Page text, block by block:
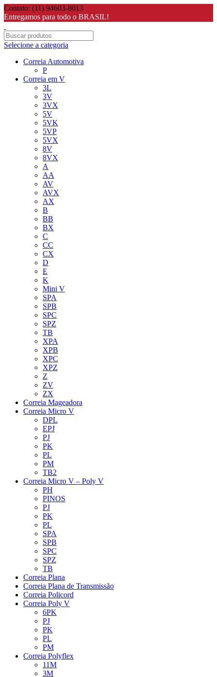
Contato: (11) 94603-8013
Entregamos para todo o BRASIL!
Selecione a categoria
Correia Automotiva
P
Correia em V
3L
3V
3VX
5V
5VK
5VP
5VX
8V
8VX
A
AA
AV
AVX
AX
B
BB
BX
C
CC
CX
D
E
K
Mini V
SPA
SPB
SPC
SPZ
TB
XPA
XPB
XPC
XPZ
Z
ZV
ZX
Correia Mageadora
Correia Micro V
DPL
EPJ
PJ
PK
PL
PM
TB2
Correia Micro V – Poly V
PH
PINOS
PJ
PK
PL
SPA
SPB
SPC
SPZ
TB
Correia Plana
Correia Plana de Transmissão
Correia Policord
Correia Poly V
6PK
PJ
PK
PL
PM
Correia Polyflex
11M
3M